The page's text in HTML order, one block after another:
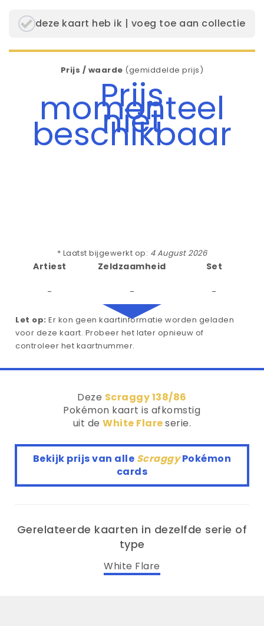
deze kaart heb ik | voeg toe aan collectie
Prijs / waarde (gemiddelde prijs)
Prijs
momenteel
niet
beschikbaar
* Laatst bijgewerkt op: 4 August 2026
Artiest
-
Zeldzaamheid
-
Set
-
Let op: Er kon geen kaartinformatie worden geladen
voor deze kaart. Probeer het later opnieuw of
controleer het kaartnummer.
Deze Scraggy 138/86
Pokémon kaart is afkomstig
uit deWhite Flareserie.
Bekijk prijs van alle ScraggyPokémon
cards
Gerelateerde kaarten in dezelfde serie of
type
White Flare